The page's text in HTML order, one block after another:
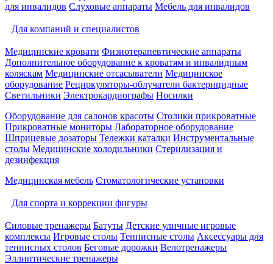
для инвалидов Слуховые аппараты Мебель для инвалидов
Для компаний и специалистов
Медицинские кровати Физиотерапевтические аппараты
Дополнительное оборудование к кроватям и инвалидным
коляскам Медицинские отсасыватели Медицинское
оборудование Рециркуляторы-облучатели бактерицидные
Светильники Электрокардиографы Носилки
Оборудование для салонов красоты Столики прикроватные
Прикроватные мониторы Лабораторное оборудование
Шприцевые дозаторы Тележки каталки Инструментальные
столы Медицинские холодильники Стерилизация и
дезинфекция
Медицинская мебель Стоматологические установки
Для спорта и коррекции фигуры
Силовые тренажеры Батуты Детские уличные игровые
комплексы Игровые столы Теннисные столы Аксессуары для
теннисных столов Беговые дорожки Велотренажеры
Эллиптические тренажеры